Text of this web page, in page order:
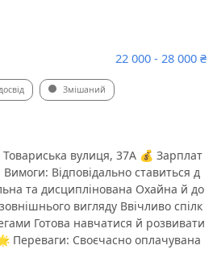
22 000 - 28 000 ₴
Змішаний
вулиця, 37А 💰 Зарплат
Відповідально ставиться д
та дисциплінована Охайна й до
вигляду Ввічливо спілк
Готова навчатися й розвивати
Переваги: Своєчасно оплачувана